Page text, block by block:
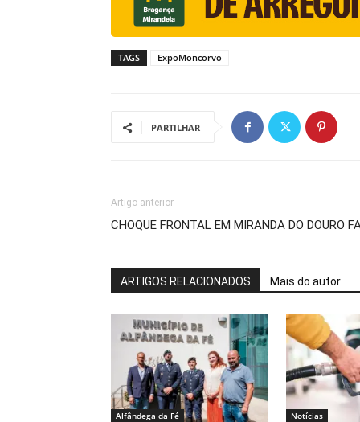
TAGS ExpoMoncorvo
PARTILHAR
Artigo anterior
CHOQUE FRONTAL EM MIRANDA DO DOURO
ARTIGOS RELACIONADOS Mais do autor
Alfândega da Fé Notícias